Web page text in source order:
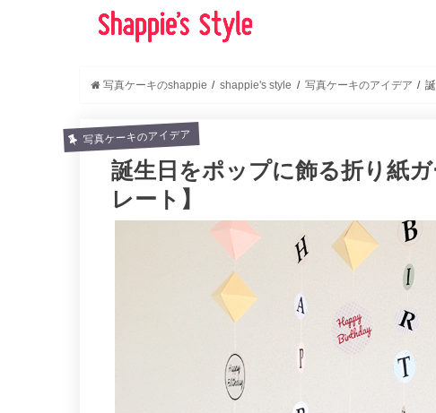
写真ケーキのshappie shappie's style 写真ケーキのアイデア
写真ケーキのアイデア
誕生日をポップに飾る折り紙
レート】